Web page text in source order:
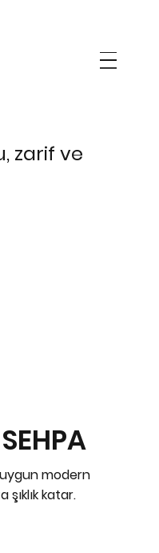
zarif ve
modern
şıklık katar.